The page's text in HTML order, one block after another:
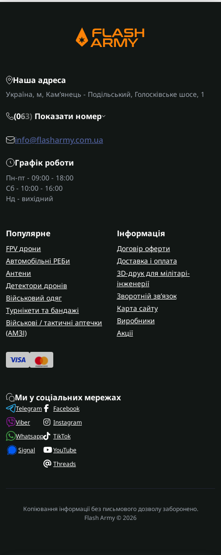
Наша адреса
Україна, м, Кам’янець - Подільський, Голосківське шосе, 1
(063) Показати номер
info@flasharmy.com.ua
Графік роботи
Пн-пт - 09:00 - 18:00
Сб - 10:00 - 16:00
Нд - вихідний
Популярне
FPV дрони
Автомобільні РЕБи
Антени
Детектори дронів
Військовий одяг
Турнікети та бандажі
Військові / тактичні аптечки
(AMЗІ)
Інформація
Договір оферти
Доставка і оплата
3D-друк для мілітарі-
інженерії
Зворотній зв’язок
Карта сайту
Виробники
Акції
Ми у соціальних мережах
Telegram
Viber
Whatsapp
Signal
Facebook
Instagram
TikTok
YouTube
Threads
Копіювання інформації без письмового дозволу заборонено.
Flash Army © 2026